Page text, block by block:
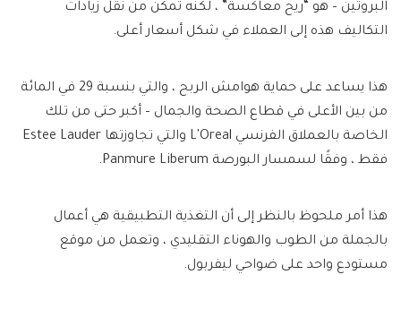
البروتين – هو “ريح معاكسة” ، لكنه تمكن من نقل زيادات
التكاليف هذه إلى العملاء في شكل أسعار أعلى.
هذا يساعد على حماية هوامش الربح ، والتي بنسبة 29 في المائة
من بين الأعلى في قطاع الصحة والجمال – أكبر حتى من تلك
الخاصة بالعملاق الفرنسي L'Oreal والتي تجاوزتها Estee Lauder
فقط ، وفقًا لسمسار البورصة Panmure Liberum.
هذا أمر ملحوظ بالنظر إلى أن التغذية التطبيقية هي أعمال
بالجملة من الطوب والهوناء التقليدي ، وتعمل من موقع
مستودع واحد على ضواحي ليفربول.